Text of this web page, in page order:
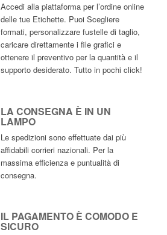
Accedi alla piattaforma per l’ordine online
delle tue Etichette. Puoi Scegliere
formati, personalizzare fustelle di taglio,
caricare direttamente i file grafici e
ottenere il preventivo per la quantità e il
supporto desiderato. Tutto in pochi click!
LA CONSEGNA È IN UN
LAMPO
Le spedizioni sono effettuate dai più
affidabili corrieri nazionali. Per la
massima efficienza e puntualità di
consegna.
IL PAGAMENTO È COMODO E
SICURO